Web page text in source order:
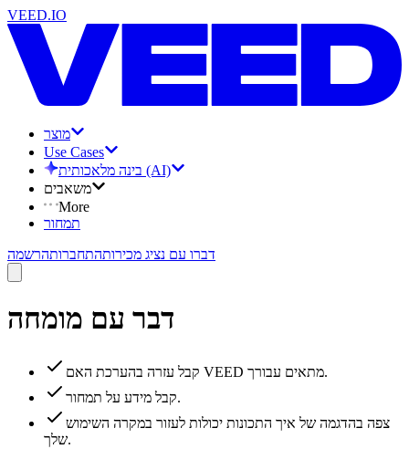
VEED.IO
מוצר
Use Cases
בינה מלאכותית (AI)
משאבים
More
תמחור
דברו עם נציג מכירותהתחברותהרשמה
דבר עם מומחה
קבל עזרה בהערכת האם VEED מתאים עבורך.
קבל מידע על תמחור.
צפה בהדגמה של איך התכונות יכולות לעזור במקרה השימוש
שלך.